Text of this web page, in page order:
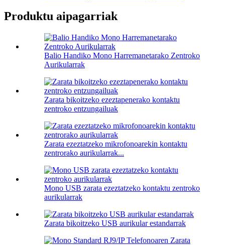
Produktu aipagarriak
Balio Handiko Mono Harremanetarako Zentroko
Aurikularrak
Zarata bikoitzeko ezeztapenerako kontaktu
zentroko entzungailuak
Zarata ezeztatzeko mikrofonoarekin kontaktu
zentrorako aurikularrak...
Mono USB zarata ezeztatzeko kontaktu zentroko
aurikularrak
Zarata bikoitzeko USB aurikular estandarrak